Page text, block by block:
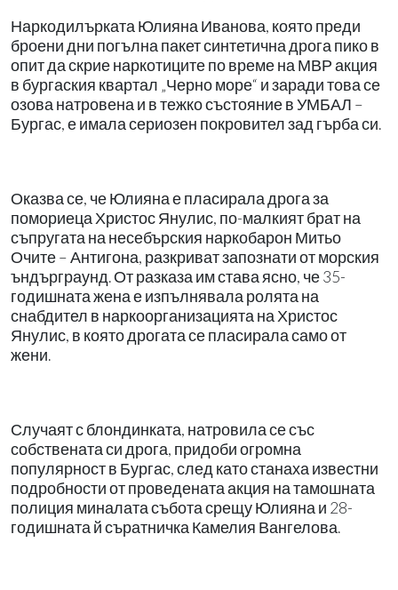
Наркодилърката Юлияна Иванова, която преди
броени дни погълна пакет синтетична дрога пико в
опит да скрие наркотиците по време на МВР акция
в бургаския квартал „Черно море“ и заради това се
озова натровена и в тежко състояние в УМБАЛ –
Бургас, е имала сериозен покровител зад гърба си.
Оказва се, че Юлияна е пласирала дрога за
помориеца Христос Янулис, по-малкият брат на
съпругата на несебърския наркобарон Митьо
Очите – Антигона, разкриват запознати от морския
ъндърграунд. От разказа им става ясно, че 35-
годишната жена е изпълнявала ролята на
снабдител в наркоорганизацията на Христос
Янулис, в която дрогата се пласирала само от
жени.
Случаят с блондинката, натровила се със
собствената си дрога, придоби огромна
популярност в Бургас, след като станаха известни
подробности от проведената акция на тамошната
полиция миналата събота срещу Юлияна и 28-
годишната й съратничка Камелия Вангелова.